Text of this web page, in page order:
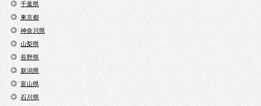
千葉県
東京都
神奈川県
山梨県
長野県
新潟県
富山県
石川県